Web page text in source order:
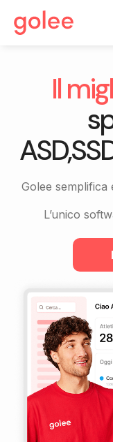
Il
Golee semplifica
L’unico